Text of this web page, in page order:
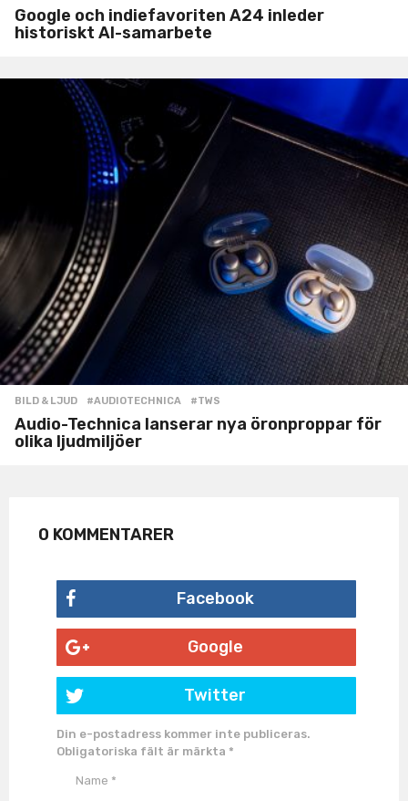
Google och indiefavoriten A24 inleder
historiskt AI-samarbete
BILD & LJUD #AUDIOTECHNICA ,#TWS
Audio-Technica lanserar nya öronproppar för
olika ljudmiljöer
0 KOMMENTARER
Facebook
Google
Twitter
Din e-postadress kommer inte publiceras.
Obligatoriska fält är märkta *